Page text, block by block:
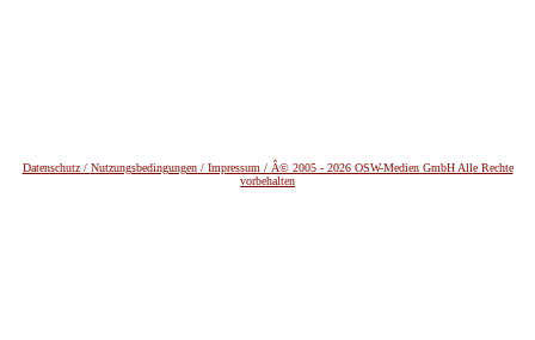
Datenschutz / Nutzungsbedingungen / Impressum / Â© 2005 - 2026 OSW-Medien GmbH Alle Rechte
vorbehalten